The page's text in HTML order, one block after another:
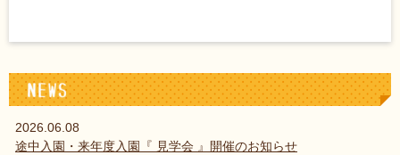
2026.06.08
途中入園・来年度入園『 見学会 』開催のお知らせ